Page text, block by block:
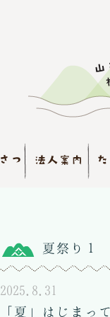
夏祭り１
2025.8.31
「夏」はじまっ